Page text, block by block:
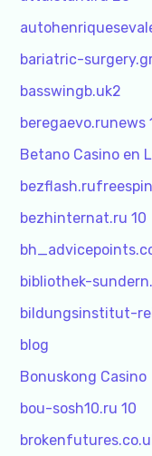
bariatric-
basswingb.uk2
beregaevo.runews
Betano Casino en
bezhinternat.ru 10
bibliothek-
bildungsinstitut-
blog
Bonuskong Casino
bou-sosh10.ru 10